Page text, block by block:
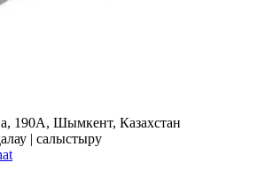
190А, Шымкент, Казахстан
| салыстыру